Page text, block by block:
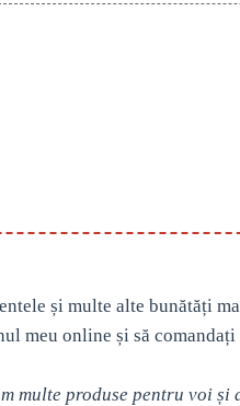
și multe alte bunătăți
meu online și să comandați
multe produse pentru voi și